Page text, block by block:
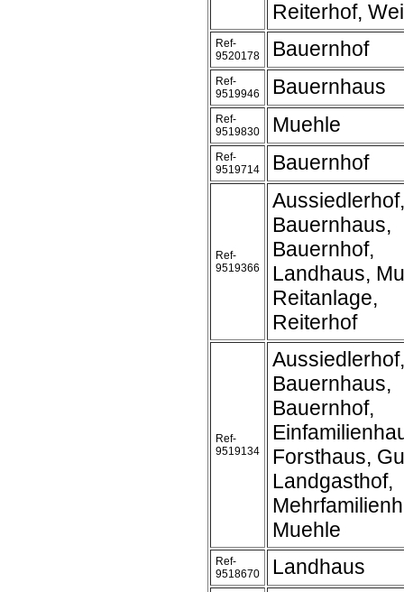
Reiterhof,
Ref-
9520178
Bauernhof
Ref-
9519946
Bauernhaus
Ref-
9519830
Muehle
Ref-
9519714
Bauernhof
Ref-
9519366
Aussiedlerhof,
Bauernhaus,
Bauernhof,
Landhaus,
Reitanlage,
Reiterhof
Ref-
9519134
Aussiedlerhof,
Bauernhaus,
Bauernhof,
Forsthaus,
Landgasthof,
Muehle
Ref-
9518670
Landhaus